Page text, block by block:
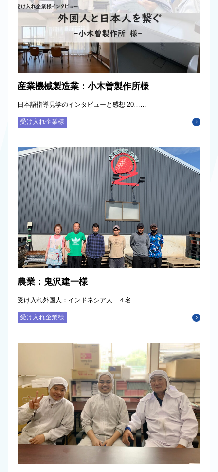
産業機械製造業：小木曽製作所様
日本語指導見学のインタビューと感想 20……
受け入れ企業様
農業：鬼沢建一様
受け入れ外国人：インドネシア人 ４名 ……
受け入れ企業様